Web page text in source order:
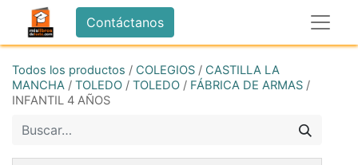
Contáctanos
Todos los productos / COLEGIOS / CASTILLA LA
MANCHA / TOLEDO / TOLEDO / FÁBRICA DE ARMAS /
INFANTIL 4 AÑOS